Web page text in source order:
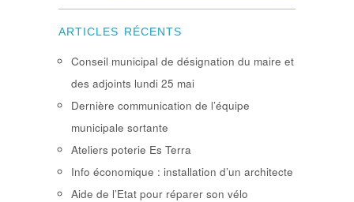
ARTICLES RÉCENTS
Conseil municipal de désignation du maire et
des adjoints lundi 25 mai
Dernière communication de l’équipe
municipale sortante
Ateliers poterie Es Terra
Info économique : installation d’un architecte
Aide de l’Etat pour réparer son vélo